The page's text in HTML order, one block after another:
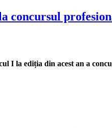
concursul
I la ediția din acest an a